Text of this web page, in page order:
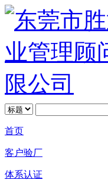
首页
客户验厂
体系认证